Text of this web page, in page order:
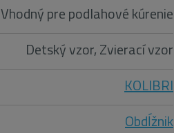
Vhodný pre podlahové kúrenie
Detský vzor, Zvierací vzor
KOLIBRI
Obdĺžnik